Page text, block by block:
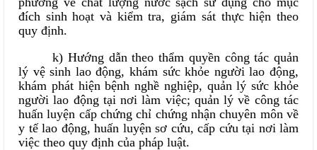
đích sinh hoạt và kiểm tra, giám sát thực hiện theo
quy định.
k) Hướng dẫn theo thẩm quyền công tác quản
lý vệ sinh lao động, khám sức khỏe người lao động,
khám phát hiện bệnh nghề nghiệp, quản lý sức khỏe
người lao động tại nơi làm việc; quản lý về công tác
huấn luyện cấp chứng chỉ chứng nhận chuyên môn về
y tế lao động, huấn luyện sơ cứu, cấp cứu tại nơi làm
việc theo quy định của pháp luật.